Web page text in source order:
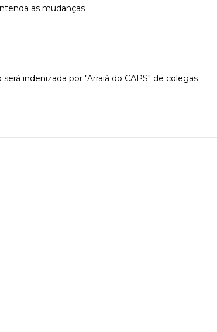
as mudanças
indenizada por "Arraiá do CAPS" de colegas